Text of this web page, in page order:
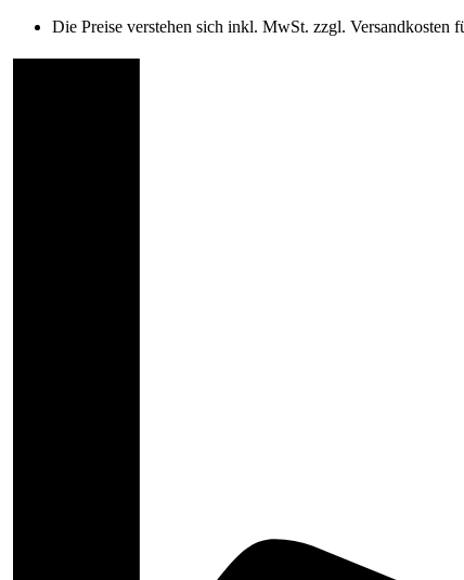
Die Preise verstehen sich inkl. MwSt. zzgl.